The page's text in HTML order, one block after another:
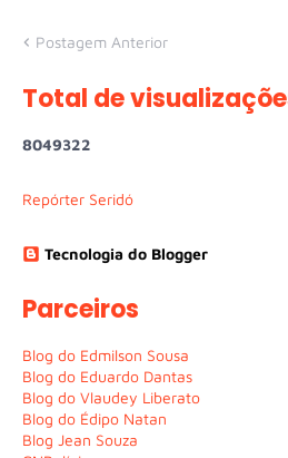
Postagem Anterior
Total de
8049322
Repórter Seridó
Tecnologia do Blogger
Parceiros
Blog do Edmilson Sousa
Blog do Eduardo Dantas
Blog do Vlaudey Liberato
Blog do Édipo Natan
Blog Jean Souza